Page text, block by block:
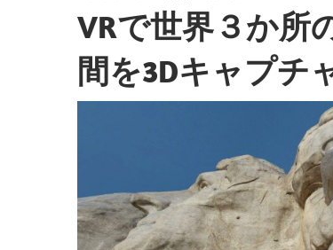
VRで世界３か所
間を3Dキャプチ